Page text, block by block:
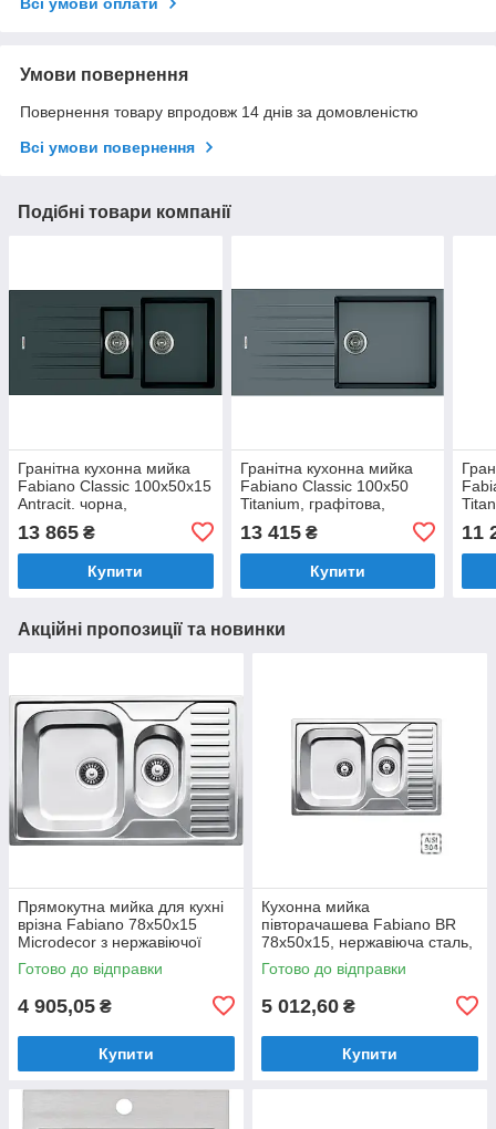
Всі умови оплати
Умови повернення
Повернення товару впродовж 14 днів за домовленістю
Всі умови повернення
Подібні товари компанії
Гранітна кухонна мийка
Fabiano Classic 100x50x15
Antracit. чорна,
півторачашева з крилом
(8221.301.0520)
13 865 ₴
Купити
Гранітна кухонна мийка
Fabiano Classic 100x50
Titanium, графітова,
(8221.301.0018)
13 415₴
Купити
11
Акційні пропозиції та новинки
Прямокутна мийка для кухні
врізна Fabiano 78x50x15
Microdecor з нержавіючої
сталі з двома чашами і
крилом.
Готово до відправки
4 905,05 ₴
Купити
Кухонна мийка
півторачашева Fabiano BR
78x50x15, нержавіюча сталь,
матова поліровка
(8213.401.0012)
Готово до відправки
5 012,60 ₴
Купити